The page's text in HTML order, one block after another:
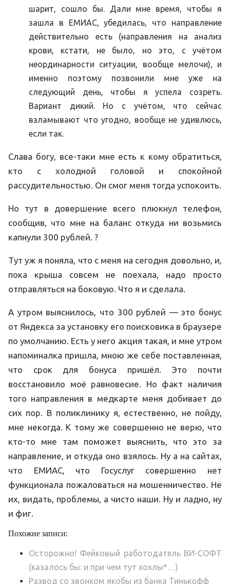
шарит, сошло бы. Дали мне время, чтобы я
зашла в ЕМИАС, убедилась, что направление
действительно есть (направления на анализ
крови, кстати, не было, но это, с учётом
неординарности ситуации, вообще мелочи), и
именно поэтому позвонили мне уже на
следующий день, чтобы я успела созреть.
Вариант дикий. Но с учётом, что сейчас
взламывают что угодно, вообще не удивлюсь,
если так.
Слава богу, все-таки мне есть к кому обратиться,
кто с холодной головой и спокойной
рассудительностью. Он смог меня тогда успокоить.
Но тут в довершение всего плюкнул телефон,
сообщив, что мне на баланс откуда ни возьмись
капнули 300 рублей. ?
Тут уж я поняла, что с меня на сегодня довольно, и,
пока крыша совсем не поехала, надо просто
отправляться на боковую. Что я и сделала.
А утром выяснилось, что 300 рублей — это бонус
от Яндекса за установку его поисковика в браузере
по умолчанию. Есть у него акция такая, и мне утром
напоминалка пришла, мною же себе поставленная,
что срок для бонуса пришёл. Это почти
восстановило моё равновесие. Но факт наличия
того направления в медкарте меня добивает до
сих пор. В поликлинику я, естественно, не пойду,
мне некогда. К тому же совершенно не верю, что
кто-то мне там поможет выяснить, что это за
направление, и откуда оно взялось. Ну а на сайтах,
что ЕМИАС, что Госуслуг совершенно нет
функционала пожаловаться на мошенничество. Не
их, видать, проблемы, а чисто наши. Ну и ладно, ну
и фиг.
Похожие записи:
Осторожно! Фейковый работодатель ВИ-СОФТ
(казалось бы: и при чем тут хохлы*…)
Развод со звонком якобы из банка Тинькофф